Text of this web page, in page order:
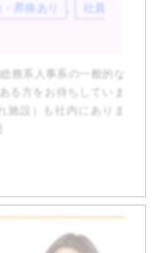
・昇格あり
務系人事系の一般的な
る方をお待ちしていま
施設）も社内にありま